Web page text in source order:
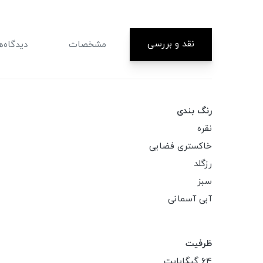
نقد و بررسی مشخصات
رنگ بندی
نقره
خاکستری فضایی
رزگلد
سبز
آبی آسمانی
ظرفیت